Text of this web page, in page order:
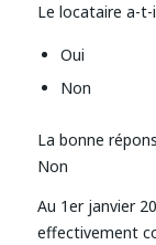
Le locataire a-t-
Oui
Non
La bonne
Non
Au 1er janvier
effectivement